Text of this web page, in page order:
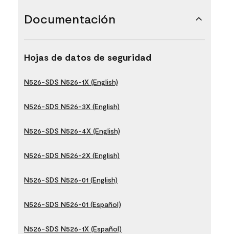
Documentación
Hojas de datos de seguridad
N526-SDS N526-1X (English)
N526-SDS N526-3X (English)
N526-SDS N526-4X (English)
N526-SDS N526-2X (English)
N526-SDS N526-01 (English)
N526-SDS N526-01 (Español)
N526-SDS N526-1X (Español)